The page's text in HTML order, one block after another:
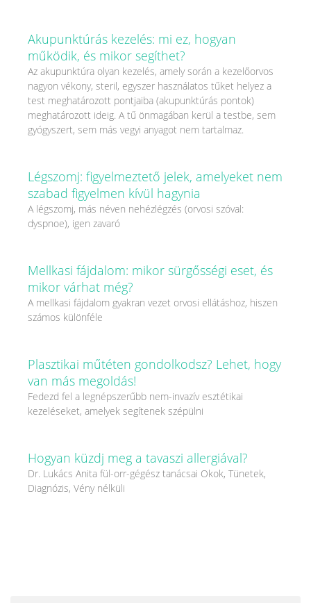
Akupunktúrás kezelés: mi ez, hogyan
működik, és mikor segíthet?
Az akupunktúra olyan kezelés, amely során a kezelőorvos
nagyon vékony, steril, egyszer használatos tűket helyez a
test meghatározott pontjaiba (akupunktúrás pontok)
meghatározott ideig. A tű önmagában kerül a testbe, sem
gyógyszert, sem más vegyi anyagot nem tartalmaz.
Légszomj: figyelmeztető jelek, amelyeket nem
szabad figyelmen kívül hagynia
A légszomj, más néven nehézlégzés (orvosi szóval:
dyspnoe), igen zavaró
Mellkasi fájdalom: mikor sürgősségi eset, és
mikor várhat még?
A mellkasi fájdalom gyakran vezet orvosi ellátáshoz, hiszen
számos különféle
Plasztikai műtéten gondolkodsz? Lehet, hogy
van más megoldás!
Fedezd fel a legnépszerűbb nem-invazív esztétikai
kezeléseket, amelyek segítenek szépülni
Hogyan küzdj meg a tavaszi allergiával?
Dr. Lukács Anita fül-orr-gégész tanácsai Okok, Tünetek,
Diagnózis, Vény nélküli